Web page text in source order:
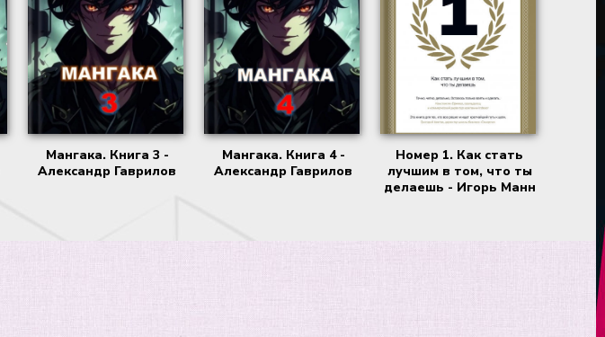
Мангака. Книга 3 -
Александр Гаврилов
Мангака. Книга 4 -
Александр Гаврилов
Номер 1. Как стать
лучшим в том, что ты
делаешь - Игорь Манн